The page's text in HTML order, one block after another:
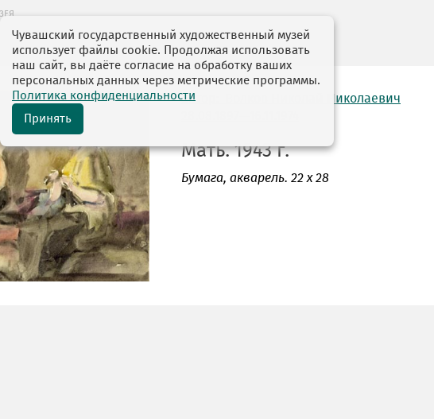
музея
автор: Волков Николай Николаевич
Мать. 1943 г.
Бумага, акварель. 22 х 28
Чувашский государственный художественный музей
использует файлы cookie. Продолжая использовать
наш сайт, вы даёте согласие на обработку ваших
персональных данных через метрические программы.
Политика конфиденциальности
Принять